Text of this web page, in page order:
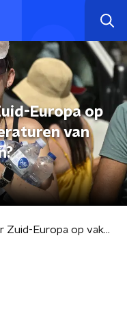
Europa op
van
Gaan we nog naar Zuid-Europa op vakantie met temperaturen van meer dan 40 graden?